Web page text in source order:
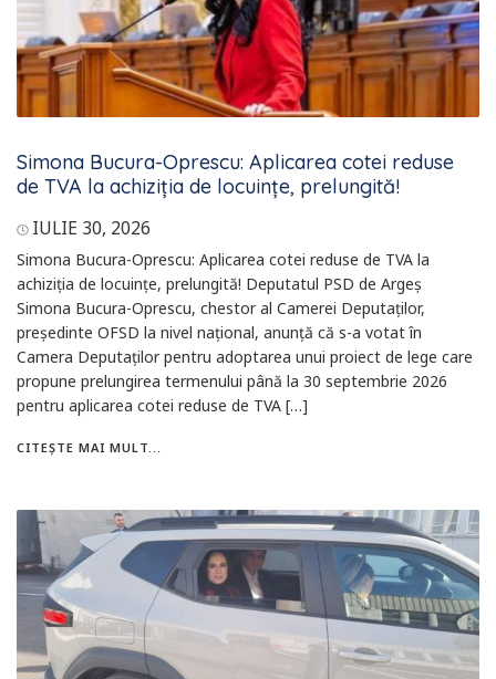
Simona Bucura-Oprescu: Aplicarea cotei reduse
de TVA la achiziția de locuințe, prelungită!
IULIE 30, 2026
Simona Bucura-Oprescu: Aplicarea cotei reduse de TVA la
achiziția de locuințe, prelungită! Deputatul PSD de Argeș
Simona Bucura-Oprescu, chestor al Camerei Deputaților,
președinte OFSD la nivel național, anunță că s-a votat în
Camera Deputaților pentru adoptarea unui proiect de lege care
propune prelungirea termenului până la 30 septembrie 2026
pentru aplicarea cotei reduse de TVA […]
CITEȘTE MAI MULT...